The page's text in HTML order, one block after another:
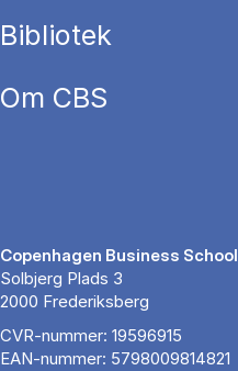
Bibliotek
Om CBS
Copenhagen Business School
Solbjerg Plads 3
2000 Frederiksberg
CVR-nummer: 19596915
EAN-nummer: 5798009814821